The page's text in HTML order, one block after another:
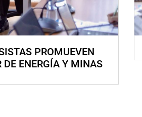
PROMUEVEN
ENERGÍA Y MINAS